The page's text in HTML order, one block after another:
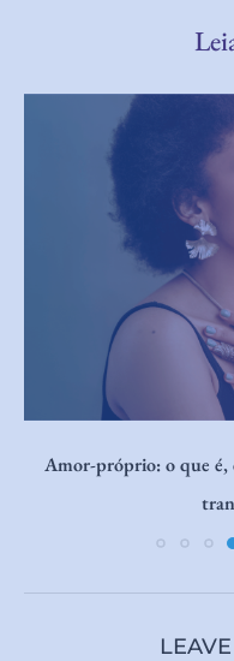
Eficácia do Breathwork